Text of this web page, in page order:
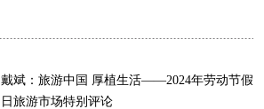
戴斌：旅游中国 厚植生活——2024年劳动节假
日旅游市场特别评论